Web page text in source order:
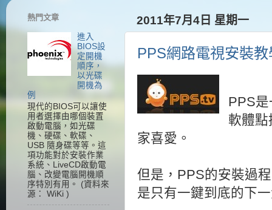
2011年7月4日 星期一
PPS網路電視安裝
PPS
軟體
家喜愛。
但是，PPS的安裝過
是只有一鍵到底的下
熱門文章
進入
BIOS設
定開機
順序，
以光碟
開機為
例
現代的BIOS可以讓使
用者選擇由哪個裝置
啟動電腦，如光碟
機、硬碟、軟碟、
USB 隨身碟等等。這
項功能對於安裝作業
系統、LiveCD啟動電
腦、改變電腦開機順
序特別有用。 (資料來
源： WiKi )